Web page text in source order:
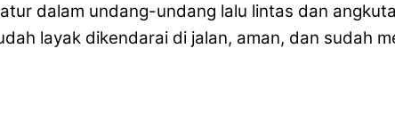
dalam undang-undang lalu lintas dan
layak dikendarai di jalan, aman, dan sudah